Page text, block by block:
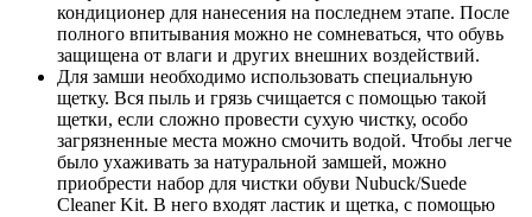
кондиционер для нанесения на последнем этапе. После
полного впитывания можно не сомневаться, что обувь
защищена от влаги и других внешних воздействий.
Для замши необходимо использовать специальную
щетку. Вся пыль и грязь счищается с помощью такой
щетки, если сложно провести сухую чистку, особо
загрязненные места можно смочить водой. Чтобы легче
было ухаживать за натуральной замшей, можно
приобрести набор для чистки обуви Nubuck/Suede
Cleaner Kit. В него входят ластик и щетка, с помощью